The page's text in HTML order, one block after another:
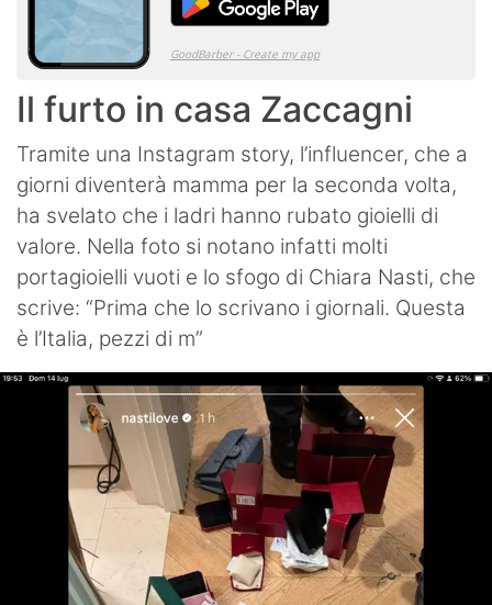
Il furto in casa Zaccagni
Tramite una Instagram story, l’influencer, che a
giorni diventerà mamma per la seconda volta,
ha svelato che i ladri hanno rubato gioielli di
valore. Nella foto si notano infatti molti
portagioielli vuoti e lo sfogo di Chiara Nasti, che
scrive: “Prima che lo scrivano i giornali. Questa
è l’Italia, pezzi di m”